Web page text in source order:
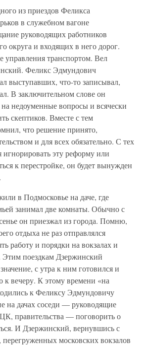
из приездов Феликса
в служебном вагоне
руководящих работников
округа и входящих в него дорог.
управления транспортом. Вел
Феликс Эдмундович
выступавших, что-то записывал,
В заключительном слове он
на недоуменные вопросы и всячески
скептиков. Вместе с тем
что решение принято,
и для всех обязательно. С тех
игнорировать эту реформу или
к перестройке, он будет вынужден
в Подмосковье на даче, где
занимал две комнаты. Обычно с
он приезжал из города. Помню,
отдыха не раз отправлялся
работу и порядки на вокзалах и
Этим поездкам Дзержинский
с утра к ним готовился и
к вечеру. К этому времени «на
к Феликсу Эдмундовичу
на дачах соседи — руководящие
правительства — поговорить о
И Дзержинский, вернувшись с
московских вокзалов